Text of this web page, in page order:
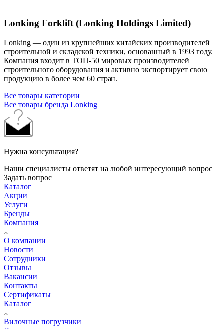
Lonking Forklift (Lonking Holdings Limited)
Lonking — один из крупнейших китайских производителей
строительной и складской техники, основанный в 1993 году.
Компания входит в ТОП-50 мировых производителей
строительного оборудования и активно экспортирует свою
продукцию в более чем 60 стран.
Все товары категории
Все товары бренда Lonking
Нужна консультация?
Наши специалисты ответят на любой интересующий вопрос
Задать вопрос
Каталог
Акции
Услуги
Бренды
Компания
О компании
Новости
Сотрудники
Отзывы
Вакансии
Контакты
Сертификаты
Каталог
Вилочные погрузчики